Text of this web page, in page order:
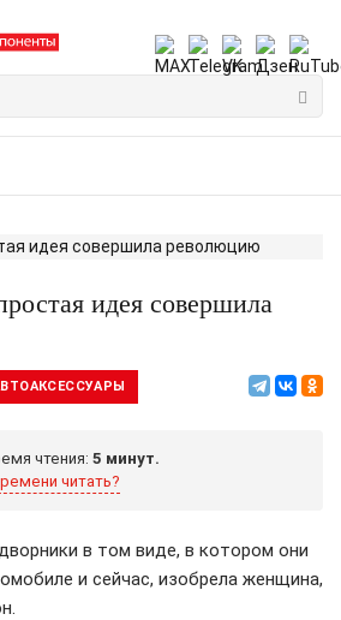
идея совершила
чтения: 5 минут.
читать?
в том виде, в котором они
и сейчас, изобрела женщина,